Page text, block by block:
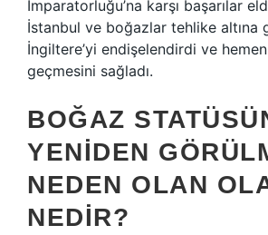
İmparatorluğu’na karşı başarılar
İstanbul ve boğazlar tehlike altına
İngiltere’yi endişelendirdi ve
geçmesini sağladı.
BOĞAZ
YENIDEN
NEDEN OLAN
NEDIR?